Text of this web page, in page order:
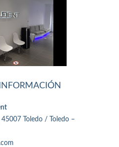
Toledo / Toledo –